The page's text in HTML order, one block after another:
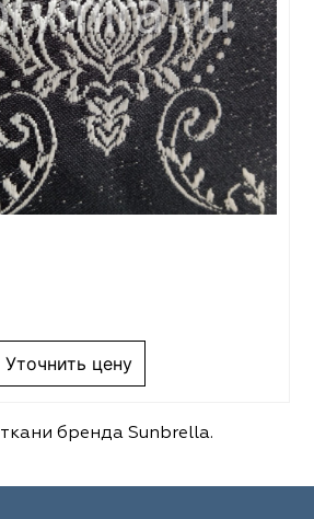
Уточнить цену
ткани бренда Sunbrella.